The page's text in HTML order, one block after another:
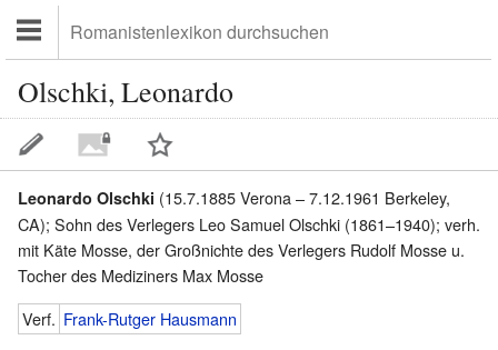
Olschki, Leonardo
Leonardo Olschki (15.7.1885 Verona – 7.12.1961 Berkeley,
CA); Sohn des Verlegers Leo Samuel Olschki (1861–1940); verh.
mit Käte Mosse, der Großnichte des Verlegers Rudolf Mosse u.
Tocher des Mediziners Max Mosse
Verf. Frank-Rutger Hausmann